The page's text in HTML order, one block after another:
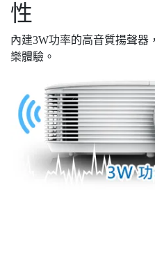
性
內建3W功率的高音質揚聲器
樂體驗。